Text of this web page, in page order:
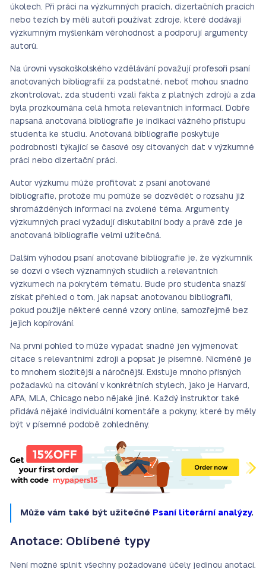
úkolech. Při práci na výzkumných pracích, dizertačních pracích
nebo tezích by měli autoři používat zdroje, které dodávají
výzkumným myšlenkám věrohodnost a podporují argumenty
autorů.
Na úrovni vysokoškolského vzdělávání považují profesoři psaní
anotovaných bibliografií za podstatné, neboť mohou snadno
zkontrolovat, zda studenti vzali fakta z platných zdrojů a zda
byla prozkoumána celá hmota relevantních informací. Dobře
napsaná anotovaná bibliografie je indikací vážného přístupu
studenta ke studiu. Anotovaná bibliografie poskytuje
podrobnosti týkající se časové osy citovaných dat v výzkumné
práci nebo dizertační práci.
Autor výzkumu může profitovat z psaní anotované
bibliografie, protože mu pomůže se dozvědět o rozsahu již
shromážděných informací na zvolené téma. Argumenty
výzkumných prací vyžadují diskutabilní body a právě zde je
anotovaná bibliografie velmi užitečná.
Dalším výhodou psaní anotované bibliografie je, že výzkumník
se dozví o všech významných studiích a relevantních
výzkumech na pokrytém tématu. Bude pro studenta snazší
získat přehled o tom, jak napsat anotovanou bibliografii,
pokud použije některé cenné vzory online, samozřejmě bez
jejich kopírování.
Na první pohled to může vypadat snadné jen vyjmenovat
citace s relevantními zdroji a popsat je písemně. Nicméně je
to mnohem složitější a náročnější. Existuje mnoho přísných
požadavků na citování v konkrétních stylech, jako je Harvard,
APA, MLA, Chicago nebo nějaké jiné. Každý instruktor také
přidává nějaké individuální komentáře a pokyny, které by měly
být v písemné podobě zohledněny.
Může vám také být užitečné Psaní literární analýzy.
Anotace: Oblíbené typy
Není možné splnit všechny požadované účely jedinou anotací.